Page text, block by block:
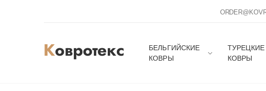
БЕЛЬГИЙСКИЕ
КОВРЫ
ТУРЕЦКИЕ
КОВРЫ